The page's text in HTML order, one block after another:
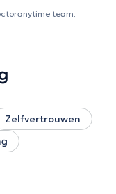
team,
Zelfvertrouwen